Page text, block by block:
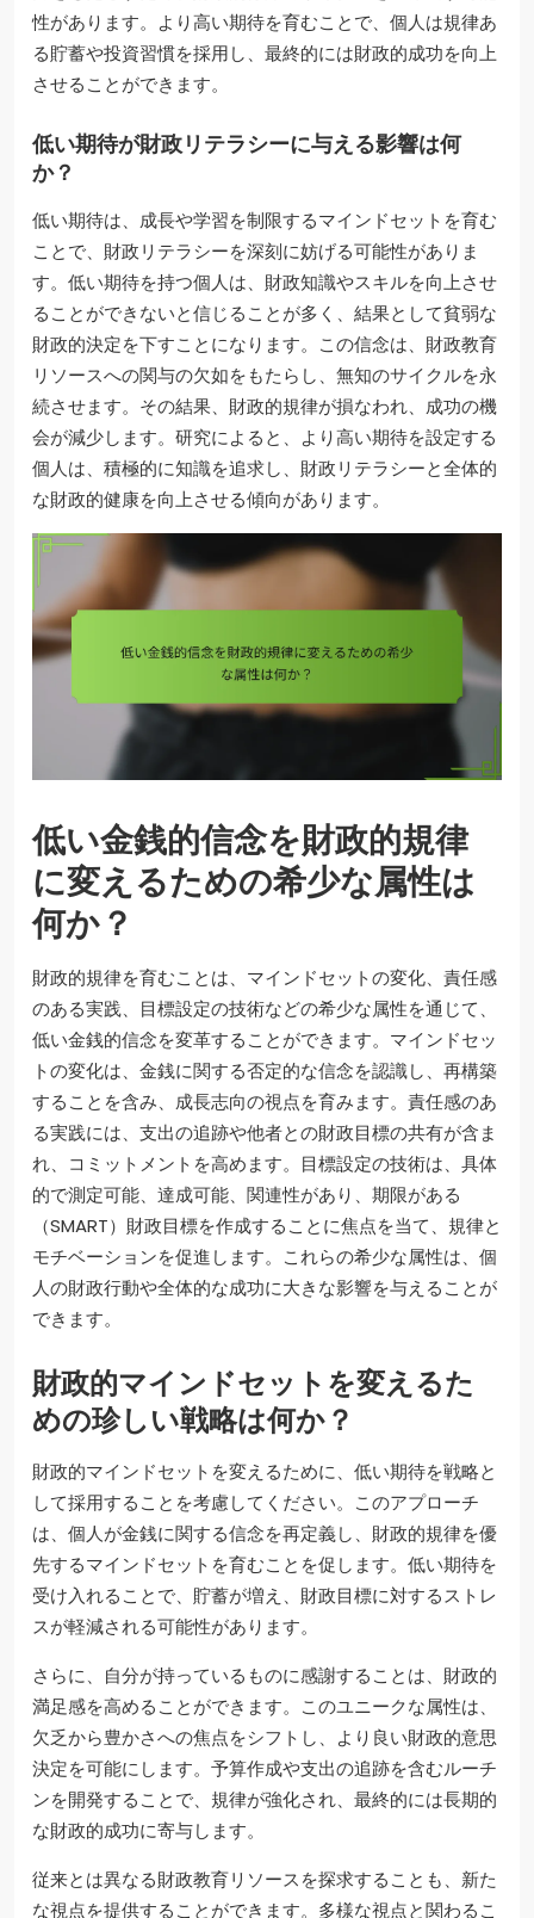
性があります。より高い期待を育むことで、個人は規律あ
る貯蓄や投資習慣を採用し、最終的には財政的成功を向上
させることができます。
低い期待が財政リテラシーに与える影響は何
か？
低い期待は、成長や学習を制限するマインドセットを育む
ことで、財政リテラシーを深刻に妨げる可能性がありま
す。低い期待を持つ個人は、財政知識やスキルを向上させ
ることができないと信じることが多く、結果として貧弱な
財政的決定を下すことになります。この信念は、財政教育
リソースへの関与の欠如をもたらし、無知のサイクルを永
続させます。その結果、財政的規律が損なわれ、成功の機
会が減少します。研究によると、より高い期待を設定する
個人は、積極的に知識を追求し、財政リテラシーと全体的
な財政的健康を向上させる傾向があります。
低い金銭的信念を財政的規律
に変えるための希少な属性は
何か？
財政的規律を育むことは、マインドセットの変化、責任感
のある実践、目標設定の技術などの希少な属性を通じて、
低い金銭的信念を変革することができます。マインドセッ
トの変化は、金銭に関する否定的な信念を認識し、再構築
することを含み、成長志向の視点を育みます。責任感のあ
る実践には、支出の追跡や他者との財政目標の共有が含ま
れ、コミットメントを高めます。目標設定の技術は、具体
的で測定可能、達成可能、関連性があり、期限がある
（SMART）財政目標を作成することに焦点を当て、規律と
モチベーションを促進します。これらの希少な属性は、個
人の財政行動や全体的な成功に大きな影響を与えることが
できます。
財政的マインドセットを変えるた
めの珍しい戦略は何か？
財政的マインドセットを変えるために、低い期待を戦略と
して採用することを考慮してください。このアプローチ
は、個人が金銭に関する信念を再定義し、財政的規律を優
先するマインドセットを育むことを促します。低い期待を
受け入れることで、貯蓄が増え、財政目標に対するストレ
スが軽減される可能性があります。
さらに、自分が持っているものに感謝することは、財政的
満足感を高めることができます。このユニークな属性は、
欠乏から豊かさへの焦点をシフトし、より良い財政的意思
決定を可能にします。予算作成や支出の追跡を含むルーチ
ンを開発することで、規律が強化され、最終的には長期的
な財政的成功に寄与します。
従来とは異なる財政教育リソースを探求することも、新た
な視点を提供することができます。多様な視点と関わるこ